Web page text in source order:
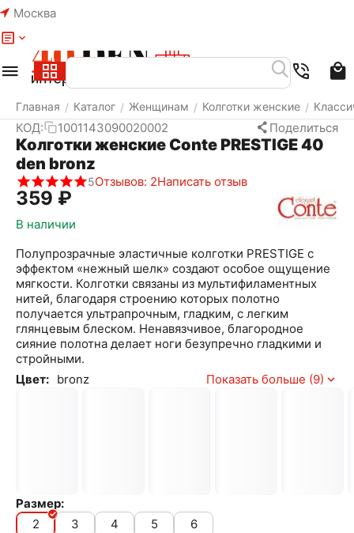
Москва
Главная / Каталог / Женщинам / Колготки женские /
КОД: 1001143090020002 Поделиться
Колготки женские Conte PRESTIGE 40
den bronz
5Отзывов: 2Написать отзыв
‍359‍ ₽
В наличии
Полупрозрачные эластичные колготки PRESTIGE с
эффектом «нежный шелк» создают особое ощущение
мягкости. Колготки связаны из мультифиламентных
нитей, благодаря строению которых полотно
получается ультрапрочным, гладким, с легким
глянцевым блеском. Ненавязчивое, благородное
сияние полотна делает ноги безупречно гладкими и
стройными.
Цвет: bronz Показать больше (9)
Размер:
2
3 4 5
6
Меню